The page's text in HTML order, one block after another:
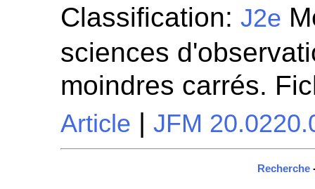
Classification:J2e
sciences
moindres carrés.
Article |JFM
Recherche